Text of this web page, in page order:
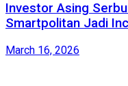
Investor Asing
Smartpolitan Jadi
March 16, 2026